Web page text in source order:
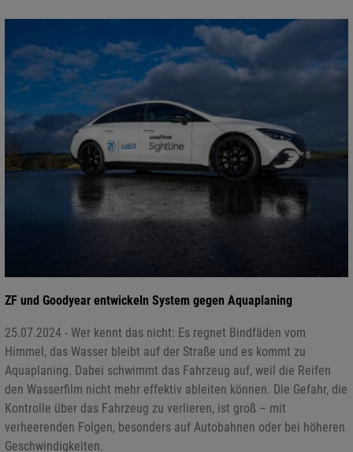
ZF und Goodyear entwickeln System gegen Aquaplaning
25.07.2024 - Wer kennt das nicht: Es regnet Bindfäden vom
Himmel, das Wasser bleibt auf der Straße und es kommt zu
Aquaplaning. Dabei schwimmt das Fahrzeug auf, weil die Reifen
den Wasserfilm nicht mehr effektiv ableiten können. Die Gefahr, die
Kontrolle über das Fahrzeug zu verlieren, ist groß – mit
verheerenden Folgen, besonders auf Autobahnen oder bei höheren
Geschwindigkeiten.